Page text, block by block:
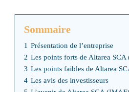
Sommaire
1 Présentation de l’entreprise
2 Les points forts de Altarea
3 Les points faibles de Altarea
4 Les avis des investisseurs